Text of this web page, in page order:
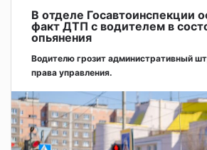
В отделе Госавтоинспекции
факт ДТП с водителем в
опьянения
Водителю грозит административный
права управления.